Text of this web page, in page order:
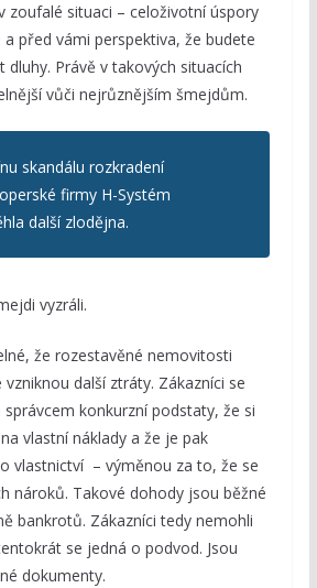
zoufalé situaci – celoživotní úspory
a před vámi perspektiva, že budete
dluhy. Právě v takových situacích
vůči nejrůznějším šmejdům.
skandálu rozkradení
firmy H-Systém
další zlodějna.
vyzráli.
že rozestavěné nemovitosti
další ztráty. Zákazníci se
konkurzní podstaty, že si
vlastní náklady a že je pak
vlastnictví – výměnou za to, že se
nároků. Takové dohody jsou běžné
bankrotů. Zákazníci tedy nemohli
se jedná o podvod. Jsou
dokumenty.